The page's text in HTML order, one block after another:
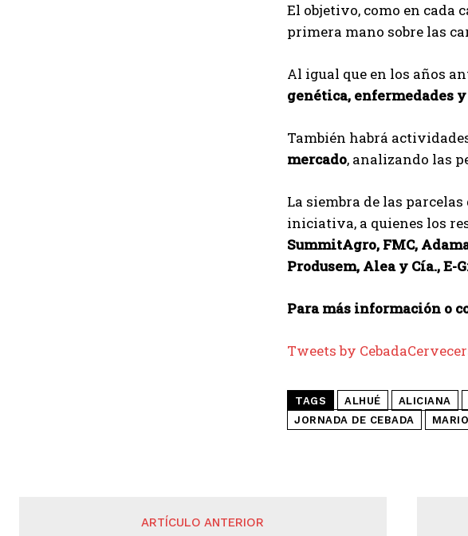
El objetivo, como en cada
primera mano sobre las
Al igual que en los años
genética, enfermedades
También habrá
mercado, analizando las
La siembra de las
iniciativa, a quienes los
SummitAgro, FMC,
Produsem, Alea y Cía., E-
Para más información o
Tweets by
TAGS ALHUÉ ALICIANA
JORNADA DE CEBADA
ARTÍCULO ANTERIOR